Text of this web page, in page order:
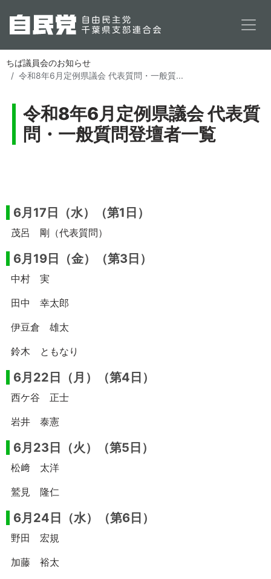
ちば議員会のお知らせ
令和8年6月定例県議会 代表質問・一般質...
令和8年6月定例県議会 代表質
問・一般質問登壇者一覧
6月17日（水）（第1日）
茂呂 剛（代表質問）
6月19日（金）（第3日）
中村 実
田中 幸太郎
伊豆倉 雄太
鈴木 ともなり
6月22日（月）（第4日）
西ケ谷 正士
岩井 泰憲
6月23日（火）（第5日）
松﨑 太洋
鷲見 隆仁
6月24日（水）（第6日）
野田 宏規
加藤 裕太